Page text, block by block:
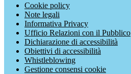
Cookie policy
Note legali
Informativa Privacy
Ufficio Relazioni con il Pubblico
Dichiarazione di accessibilità
Obiettivi di accessibilità
Whistleblowing
Gestione consensi cookie